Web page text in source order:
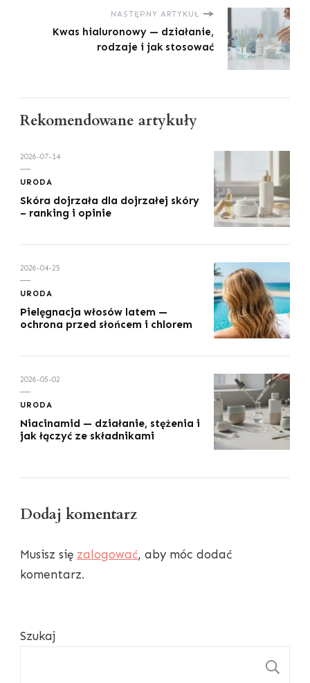
NASTĘPNY ARTYKUŁ
Kwas hialuronowy — działanie,
rodzaje i jak stosować
Rekomendowane artykuły
2026-07-14
URODA
Skóra dojrzała dla dojrzałej skóry
– ranking i opinie
2026-04-25
URODA
Pielęgnacja włosów latem —
ochrona przed słońcem i chlorem
2026-05-02
URODA
Niacinamid — działanie, stężenia i
jak łączyć ze składnikami
Dodaj komentarz
Musisz się zalogować, aby móc dodać
komentarz.
Szukaj